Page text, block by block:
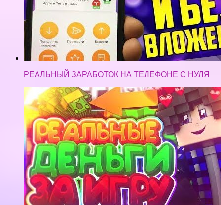
РЕАЛЬНЫЙ ЗАРАБОТОК НА ТЕЛЕФОНЕ С НУЛЯ